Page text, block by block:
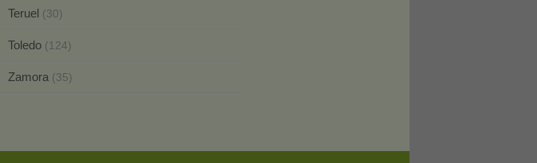
Teruel (30)
Toledo (124)
Zamora (35)